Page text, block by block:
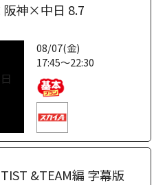
神×中日 8.7
08/07(金)
17:45～22:30
&TEAM編 字幕版